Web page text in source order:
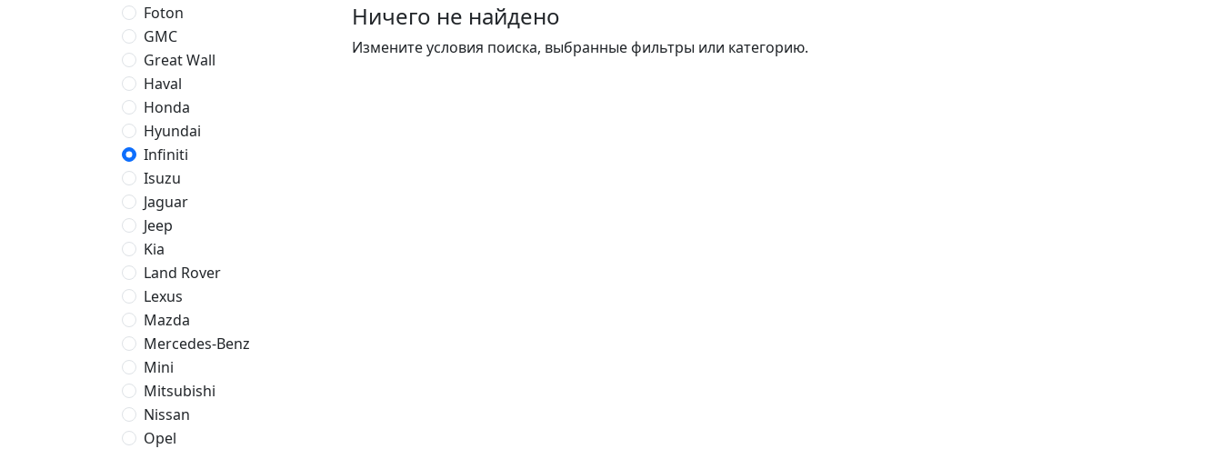
Foton
GMC
Great Wall
Haval
Honda
Hyundai
Infiniti
Isuzu
Jaguar
Jeep
Kia
Land Rover
Lexus
Mazda
Mercedes-Benz
Mini
Mitsubishi
Nissan
Opel
Ничего не найдено
Измените условия поиска, выбранные фильтры или категорию.